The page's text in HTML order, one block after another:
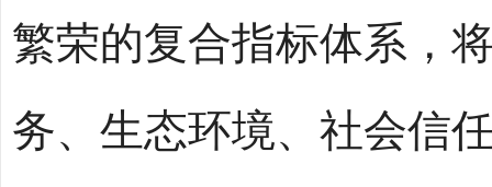
繁荣的复合指标体系，
务、生态环境、社会信